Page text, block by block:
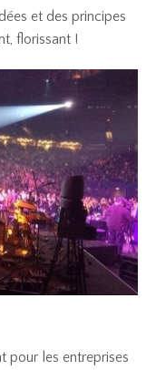
et des principes
florissant !
pour les entreprises